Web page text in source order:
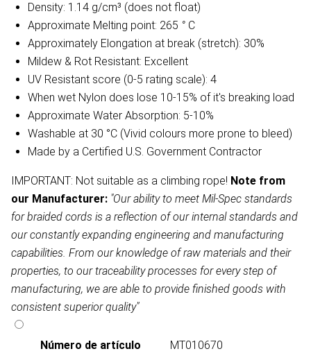
Density: 1.14 g/cm³ (does not float)
Approximate Melting point: 265 ° C
Approximately Elongation at break (stretch): 30%
Mildew & Rot Resistant: Excellent
UV Resistant score (0-5 rating scale): 4
When wet Nylon does lose 10-15% of it's breaking load
Approximate Water Absorption: 5-10%
Washable at 30 °C (Vivid colours more prone to bleed)
Made by a Certified U.S. Government Contractor
IMPORTANT: Not suitable as a climbing rope! Note from
our Manufacturer: "Our ability to meet Mil-Spec standards
for braided cords is a reflection of our internal standards and
our constantly expanding engineering and manufacturing
capabilities. From our knowledge of raw materials and their
properties, to our traceability processes for every step of
manufacturing, we are able to provide finished goods with
consistent superior quality"
Número de artículo
MT010670